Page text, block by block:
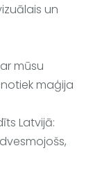
un
mūsu
maģija
Latvijā: